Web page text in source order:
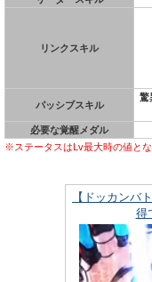
リンクスキル
パッシブスキル
驚
必要な覚醒メダル
※ステータスはLv最大時の値とな
【ドッカンバ
得